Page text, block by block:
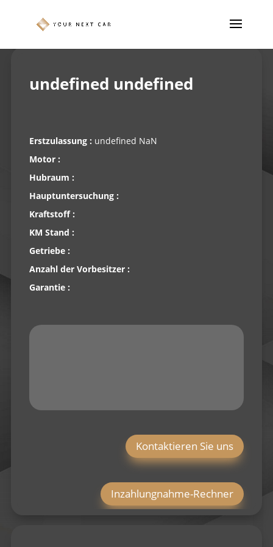
undefined undefined
Erstzulassung : undefined NaN
Motor :
Hubraum :
Hauptuntersuchung :
Kraftstoff :
KM Stand :
Getriebe :
Anzahl der Vorbesitzer :
Garantie :
Kontaktieren Sie uns
Inzahlungnahme-Rechner